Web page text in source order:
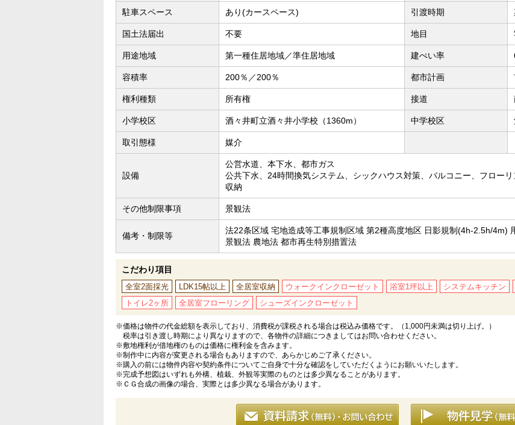
駐車スペース あり(カースペース) 引渡時期
国土法届出 不要 地目
用途地域 第一種住居地域／準住居地域 建ぺい率
容積率 200％／200％ 都市計画
権利種類 所有権 接道
小学校区 酒々井町立酒々井小学校（1360m） 中学校区
取引態様 媒介
設備
公営水道、本下水、都市ガス
公共下水、24時間換気システム、シックハウス対策、バルコニー、フロー
収納
その他制限事項 景観法
備考・制限等
法22条区域 宅地造成等工事規制区域 第2種高度地区 日影規制(4h-2.5h/4m)
景観法 農地法 都市再生特別措置法
こだわり項目
全室2面採光 LDK15帖以上 全居室収納 ウォークインクローゼット 浴室1坪以上 システムキッチン
トイレ2ヶ所
全居室フローリング シューズインクローゼット
※価格は物件の代金総額を表示しており、消費税が課税される場合は税込み価格です。（1,000円未満は切り上げ。）
税率は引き渡し時期により異なりますので、各物件の詳細につきましてはお問い合わせください。
※敷地権利が借地権のものは価格に権利金を含みます。
※制作中に内容が変更される場合もありますので、あらかじめご了承ください。
※購入の前には物件内容や契約条件についてご自身で十分な確認をしていただくようにお願いいたします。
※完成予想図はいずれも外構、植栽、外観等実際のものとは多少異なることがあります。
※ＣＧ合成の画像の場合、実際とは多少異なる場合があります。